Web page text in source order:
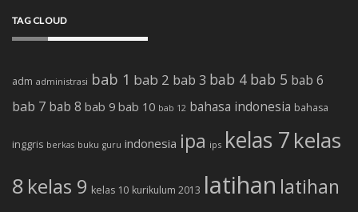
TAG CLOUD
adm administrasi bab 1 bab 2 bab 3 bab 4 bab 5 bab 6
bab 7 bab 8 bab 9 bab 10 bab 12 bahasa indonesia bahasa
inggris berkas buku guru indonesia ipa ips kelas 7kelas
8 kelas 9 kelas 10 kurikulum 2013 latihan latihan